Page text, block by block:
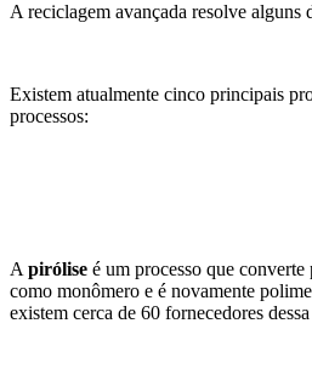
A reciclagem avançada resolve alguns
Existem atualmente cinco principais
processos:
Apirólise é um processo que
como monômero e é novamente
existem cerca de 60 fornecedores